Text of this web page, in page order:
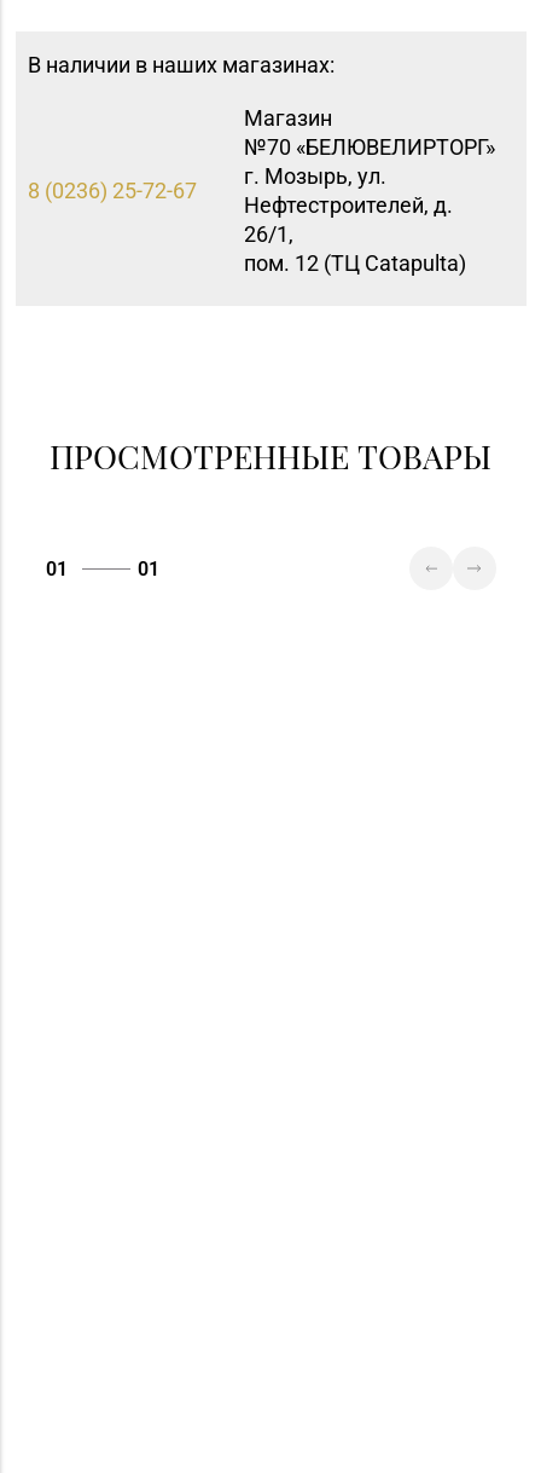
В наличии в наших магазинах:
8 (0236) 25-72-67
Магазин
№70 «БЕЛЮВЕЛИРТОРГ»
г. Мозырь, ул.
Нефтестроителей, д.
26/1,
пом. 12 (ТЦ Catapulta)
ПРОСМОТРЕННЫЕ ТОВАРЫ
01 01